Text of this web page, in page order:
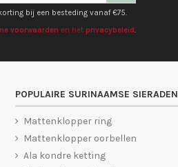
bij een besteding vanaf €75.
voorwaarden en het privacybeleid.
POPULAIRE SURINAAMSE SIERADEN
Mattenklopper ring
Mattenklopper oorbellen
Ala kondre ketting